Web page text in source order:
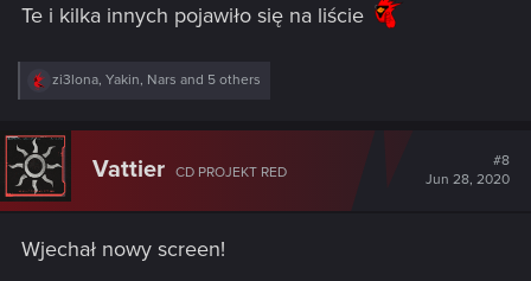
Te i kilka innych pojawiło się na liście
R
c
t
i
o
n
:
zi3lona, Yakin, Nars and 5 others
Vattier CD PROJEKT RED
#8
Jun 28, 2020
Wjechał nowy screen!